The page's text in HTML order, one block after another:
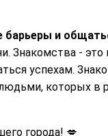
барьеры и
Знакомства -
успехам.
которых в
города! 💋